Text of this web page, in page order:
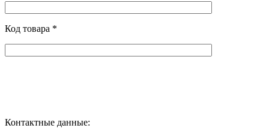
Код товара *
Контактные данные: